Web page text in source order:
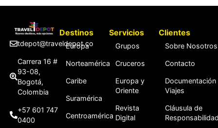
tdepot@traveldepot.co
Carrera 16 #
93-08,
Bogotá,
Colombia
+57 601 747
0400
Destinos
Europa
Norteamérica
Caribe
Suramérica
Centroamérica
Servicios
Grupos
Cruceros
Europa y
Oriente
Revista
Digital
Clientes
Sobre Nosotros
Contacto
Documentación
Viajes
Cláusula de